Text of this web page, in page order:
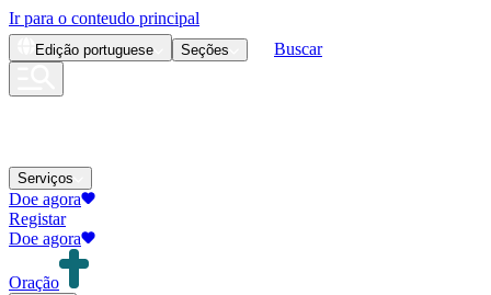
Ir para o conteudo principal
Edição portuguese Seções Buscar
Serviços
Doe agora
Registar
Doe agora
Oração